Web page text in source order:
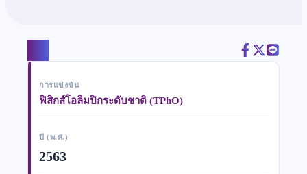
การแข่งขัน
ฟิสิกส์โอลิมปิกระดับชาติ (TPhO)
ปี (พ.ศ.)
2563